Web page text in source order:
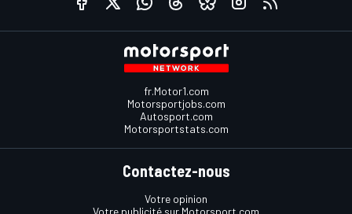
fr.Motor1.com
Motorsportjobs.com
Autosport.com
Motorsportstats.com
Contactez-nous
Votre opinion
Votre publicité sur Motorsport.com